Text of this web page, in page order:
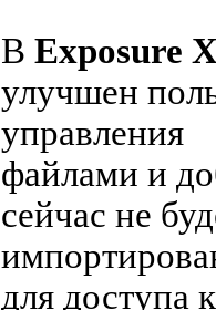
В Exposure
улучшен
управления
файлами и
сейчас не
для доступа